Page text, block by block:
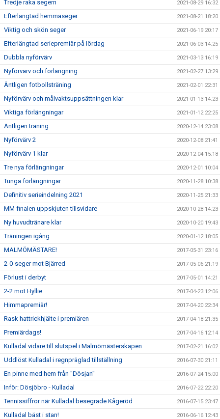
Tredje raka segern 2021-08-29 16:32
Efterlängtad hemmaseger 2021-08-21 18:20
Viktig och skön seger 2021-06-19 20:17
Efterlängtad seriepremiär på lördag 2021-06-03 14:25
Dubbla nyförvärv 2021-03-13 16:19
Nyförvärv och förlängning 2021-02-27 13:29
Äntligen fotbollsträning 2021-02-01 22:31
Nyförvärv och målvaktsuppsättningen klar 2021-01-13 14:23
Viktiga förlängningar 2021-01-12 22:25
Äntligen träning 2020-12-14 23:08
Nyförvärv 2 2020-12-08 21:41
Nyförvärv 1 klar 2020-12-04 15:18
Tre nya förlängningar 2020-12-01 10:04
Tunga förlängningar 2020-11-28 10:38
Definitiv serieindelning 2021 2020-11-25 21:33
MM-finalen uppskjuten tillsvidare 2020-10-28 14:23
Ny huvudtränare klar 2020-10-20 19:43
Träningen igång 2020-01-12 18:05
MALMÖMÄSTARE! 2017-05-31 23:16
2-0-seger mot Bjärred 2017-05-06 21:19
Förlust i derbyt 2017-05-01 14:21
2-2 mot Hyllie 2017-04-23 12:06
Himmapremiär! 2017-04-20 22:34
Rask hattrickhjälte i premiären 2017-04-18 21:35
Premiärdags! 2017-04-16 12:14
Kulladal vidare till slutspel i Malmömästerskapen 2017-02-21 16:02
Uddlöst Kulladal i regnpräglad tillställning 2016-07-30 21:11
En pinne med hem från "Dösjan" 2016-07-24 15:00
Inför: Dösjöbro - Kulladal 2016-07-22 22:20
Tennissiffror när Kulladal besegrade Kågeröd 2016-07-15 23:47
Kulladal bäst i stan! 2016-06-16 12:43